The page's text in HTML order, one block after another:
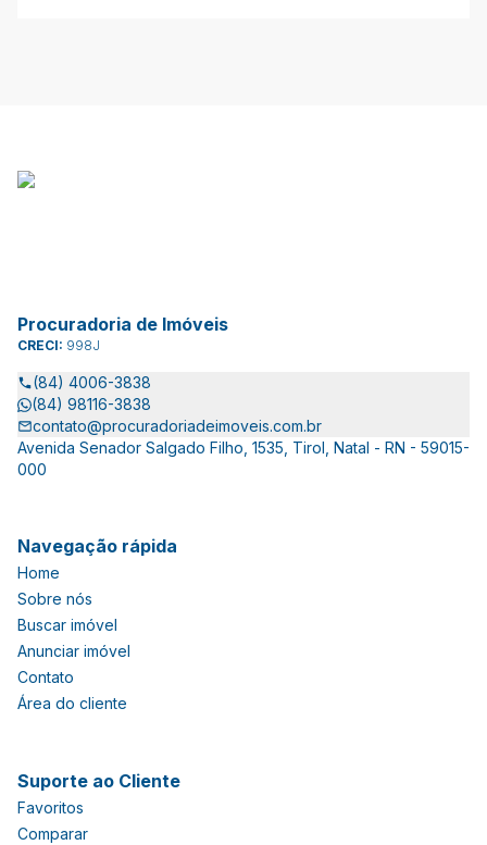
Procuradoria de Imóveis
CRECI: 998J
(84) 4006-3838
(84) 98116-3838
contato@procuradoriadeimoveis.com.br
Avenida Senador Salgado Filho, 1535, Tirol, Natal - RN - 59015-
000
Navegação rápida
Home
Sobre nós
Buscar imóvel
Anunciar imóvel
Contato
Área do cliente
Suporte ao Cliente
Favoritos
Comparar